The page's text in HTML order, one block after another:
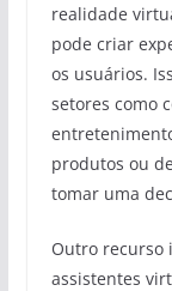
realidade
pode criar
os usuários.
setores como
produtos ou
tomar uma
Outro recurso
assistentes